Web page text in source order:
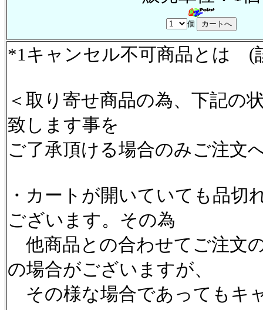
個
*1キャンセル不可商品とは (
＜取り寄せ商品の為、下記の
致します事を
ご了承頂ける場合のみご注文
・カートが開いていても品切
ございます。その為
他商品との合わせてご注文
の場合がございますが、
その様な場合であってもキ